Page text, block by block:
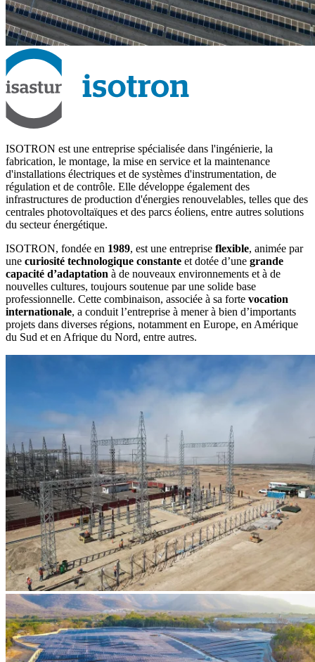
ISOTRON est une entreprise spécialisée dans l'ingénierie, la
fabrication, le montage, la mise en service et la maintenance
d'installations électriques et de systèmes d'instrumentation, de
régulation et de contrôle. Elle développe également des
infrastructures de production d'énergies renouvelables, telles que des
centrales photovoltaïques et des parcs éoliens, entre autres solutions
du secteur énergétique.
ISOTRON, fondée en 1989, est une entreprise flexible, animée par
une curiosité technologique constante et dotée d’une grande
capacité d’adaptation à de nouveaux environnements et à de
nouvelles cultures, toujours soutenue par une solide base
professionnelle. Cette combinaison, associée à sa forte vocation
internationale, a conduit l’entreprise à mener à bien d’importants
projets dans diverses régions, notamment en Europe, en Amérique
du Sud et en Afrique du Nord, entre autres.